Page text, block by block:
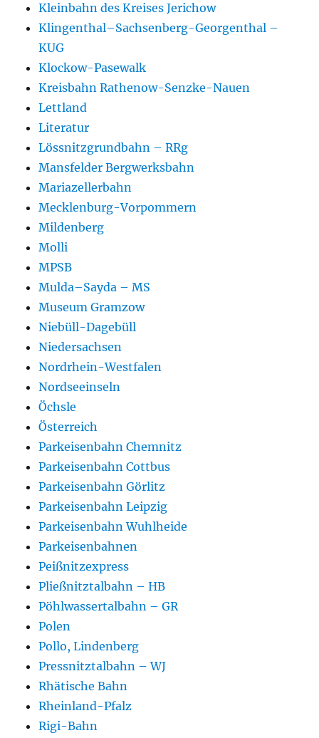
Kleinbahn des Kreises Jerichow
Klingenthal–Sachsenberg-Georgenthal –
KUG
Klockow-Pasewalk
Kreisbahn Rathenow-Senzke-Nauen
Lettland
Literatur
Lössnitzgrundbahn – RRg
Mansfelder Bergwerksbahn
Mariazellerbahn
Mecklenburg-Vorpommern
Mildenberg
Molli
MPSB
Mulda–Sayda – MS
Museum Gramzow
Niebüll-Dagebüll
Niedersachsen
Nordrhein-Westfalen
Nordseeinseln
Öchsle
Österreich
Parkeisenbahn Chemnitz
Parkeisenbahn Cottbus
Parkeisenbahn Görlitz
Parkeisenbahn Leipzig
Parkeisenbahn Wuhlheide
Parkeisenbahnen
Peißnitzexpress
Pließnitztalbahn – HB
Pöhlwassertalbahn – GR
Polen
Pollo, Lindenberg
Pressnitztalbahn – WJ
Rhätische Bahn
Rheinland-Pfalz
Rigi-Bahn